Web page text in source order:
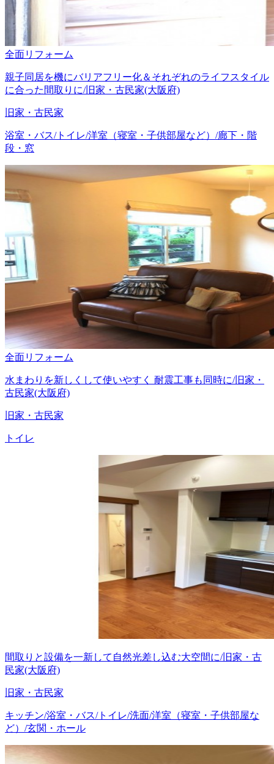
全面リフォーム
親子同居を機にバリアフリー化＆それぞれのライフスタイル
に合った間取りに/旧家・古民家(大阪府)
旧家・古民家
浴室・バス/トイレ/洋室（寝室・子供部屋など）/廊下・階
段・窓
全面リフォーム
水まわりを新しくして使いやすく 耐震工事も同時に/旧家・
古民家(大阪府)
旧家・古民家
トイレ
間取りと設備を一新して自然光差し込む大空間に/旧家・古
民家(大阪府)
旧家・古民家
キッチン/浴室・バス/トイレ/洗面/洋室（寝室・子供部屋な
ど）/玄関・ホール